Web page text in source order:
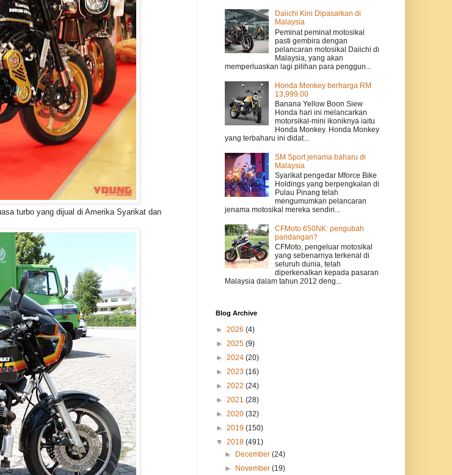
turbo yang dijual di Amerika Syarikat dan
Daiichi Kini Dipasarkan di
Malaysia
Peminat peminat motosikal
pasti gembira dengan
pelancaran motosikal Daiichi di
Malaysia, yang akan
memperluaskan lagi pilihan para penggun...
Honda Monkey berharga RM
13,999.00
Banana Yellow Boon Siew
Honda hari ini melancarkan
motorsikal-mini ikoniknya iaitu
Honda Monkey. Honda Monkey
yang terbaharu ini didat...
SM Sport jenama baharu di
Malaysia
Syarikat pengedar Mforce Bike
Holdings yang berpengkalan di
Pulau Pinang telah
mengumumkan pelancaran
jenama motosikal mereka sendiri...
CFMoto 650NK: pengubah
pandangan?
CFMoto, pengeluar motosikal
yang sebenarnya terkenal di
seluruh dunia, telah
diperkenalkan kepada pasaran
Malaysia dalam tahun 2012 deng...
Blog Archive
► 2026 (4)
► 2025 (9)
► 2024 (20)
► 2023 (16)
► 2022 (24)
► 2021 (28)
► 2020 (32)
► 2019 (150)
▼ 2018 (491)
► December(24)
► November(19)